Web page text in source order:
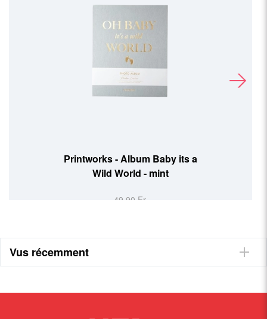
Printworks - Album Family &
Friends
49,90 Fr.
Vus récemment